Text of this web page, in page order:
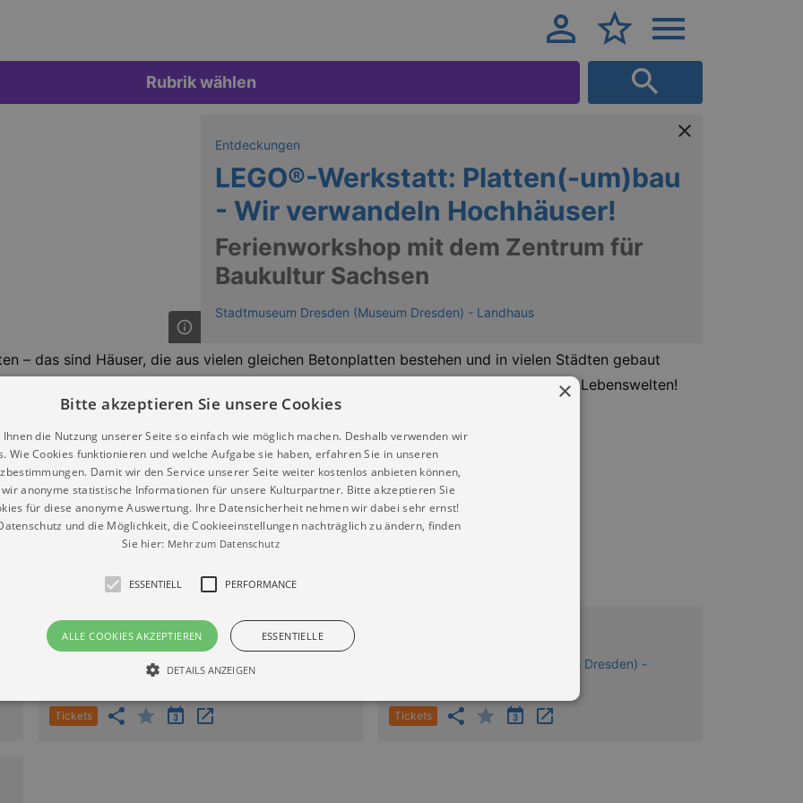
Rubrik wählen
Entdeckungen
LEGO®-Werkstatt: Platten(-um)bau
- Wir verwandeln Hochhäuser!
Ferienworkshop mit dem Zentrum für
Baukultur Sachsen
Stadtmuseum Dresden (Museum Dresden) - Landhaus
– das sind Häuser, die aus vielen gleichen Betonplatten bestehen und in vielen Städten gebaut
und viel Fantasie einen solchen Plattenbau und die Umgebung in neue, gute Lebenswelten!
Ausstellung gezeigt.
der Museen der Stadt Dresden unter +49 351 488 7272 (Mo – Fr)
11.08.2026 13:00
Stadtmuseum Dresden (Museum Dresden) -
Tickets
Stadtmuseum Dresden (Museum Dresden) -
Tickets
×
Bitte akzeptieren Sie unsere Cookies
die Nutzung unserer Seite so einfach wie möglich machen. Deshalb verwenden wir
Wie Cookies funktionieren und welche Aufgabe sie haben, erfahren Sie in unseren
Damit wir den Service unserer Seite weiter kostenlos anbieten können,
anonyme statistische Informationen für unsere Kulturpartner. Bitte akzeptieren Sie
für diese anonyme Auswertung. Ihre Datensicherheit nehmen wir dabei sehr ernst!
und die Möglichkeit, die Cookieeinstellungen nachträglich zu ändern, finden
Sie hier: Mehr zum Datenschutz
ESSENTIELL PERFORMANCE
ALLE COOKIES AKZEPTIEREN ESSENTIELLE
DETAILS ANZEIGEN